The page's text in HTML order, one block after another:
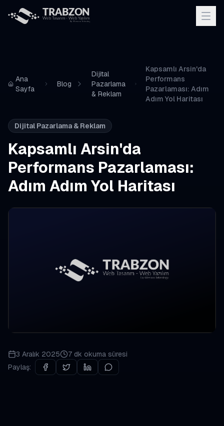
Ana
Sayfa
Blog
Dijital
Pazarlama
& Reklam
Kapsamlı Arsin'da
Performans
Pazarlaması: Adım
Adım Yol Haritası
Dijital Pazarlama & Reklam
Kapsamlı Arsin'da
Performans Pazarlaması:
Adım Adım Yol Haritası
3 Aralık 2025 7 dk okuma süresi
Paylaş: